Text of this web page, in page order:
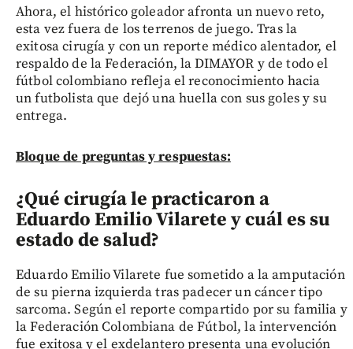
Ahora, el histórico goleador afronta un nuevo reto,
esta vez fuera de los terrenos de juego. Tras la
exitosa cirugía y con un reporte médico alentador, el
respaldo de la Federación, la DIMAYOR y de todo el
fútbol colombiano refleja el reconocimiento hacia
un futbolista que dejó una huella con sus goles y su
entrega.
Bloque de preguntas y respuestas:
¿Qué cirugía le practicaron a
Eduardo Emilio Vilarete y cuál es su
estado de salud?
Eduardo Emilio Vilarete fue sometido a la amputación
de su pierna izquierda tras padecer un cáncer tipo
sarcoma. Según el reporte compartido por su familia y
la Federación Colombiana de Fútbol, la intervención
fue exitosa y el exdelantero presenta una evolución